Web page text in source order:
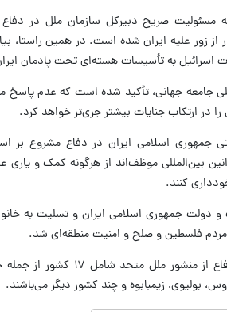
مسئولیت صریح دبیرکل سازمان ملل در
زور علیه ایران شده است. در همین راستا،
اسرائیل به تأسیسات هسته‌ای تحت پادمان
جامعه جهانی، تأکید شده است که عدم پاسخ
در ارتکاب جنایات بیشتر جری‌تر خواهد کرد.
اسلامی ایران در دفاع مشروع بر
بین‌المللی موظف‌اند از هرگونه کمک و یاری
کنند.
دولت جمهوری اسلامی ایران و تسلیت به
مردم فلسطین و صلح و امنیت منطقه‌ای شد.
شایان ذکر است که کشورهای عضو
بولیوی، زیمبابوه و چند کشور دیگر می‌باشند.